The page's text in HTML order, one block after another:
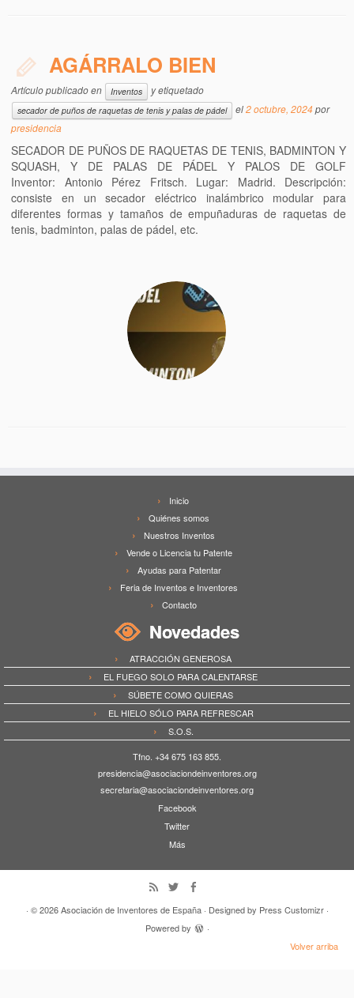
AGÁRRALO BIEN
Artículo publicado en Inventos y etiquetado
secador de puños de raquetas de tenis y palas de pádel el2 octubre, 2024por
presidencia
SECADOR DE PUÑOS DE RAQUETAS DE TENIS, BADMINTON Y
SQUASH, Y DE PALAS DE PÁDEL Y PALOS DE GOLF
Inventor: Antonio Pérez Fritsch. Lugar: Madrid. Descripción:
consiste en un secador eléctrico inalámbrico modular para
diferentes formas y tamaños de empuñaduras de raquetas de
tenis, badminton, palas de pádel, etc.
Inicio
Quiénes somos
Nuestros Inventos
Vende o Licencia tu Patente
Ayudas para Patentar
Feria de Inventos e Inventores
Contacto
Novedades
ATRACCIÓN GENEROSA
EL FUEGO SOLO PARA CALENTARSE
SÚBETE COMO QUIERAS
EL HIELO SÓLO PARA REFRESCAR
S.O.S.
Tfno. +34 675 163 855.
presidencia@asociaciondeinventores.org
secretaria@asociaciondeinventores.org
Facebook
Twitter
Más
· © 2026Asociación de Inventores de España· Designed by Press Customizr·
Powered by
·
Volver arriba